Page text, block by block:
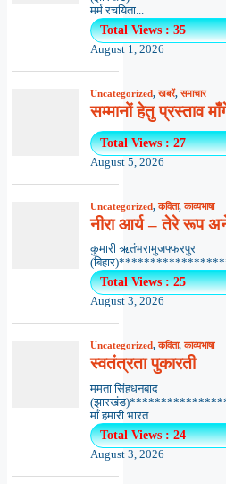
मर्म रचयिता...
Total Views : 35
August 1, 2026
Uncategorized,खबरें,समाचार
सम्मानों हेतु प्रस्ताव
Total Views : 27
August 5, 2026
Uncategorized,कविता,काव्यभाषा
नीरा आर्य – तेरे रूप
कुमारी ऋतंभरामुजफ्फरपुर
Total Views : 25
August 3, 2026
Uncategorized,कविता,काव्यभाषा
स्वतंत्रता पुकारती
ममता सिंहधनबाद
माँ हमारी भारत...
Total Views : 24
August 3, 2026